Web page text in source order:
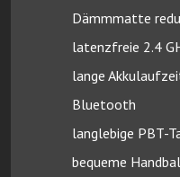
Dämmmatte
latenzfreie 2.4
lange
Bluetooth
langlebige PBT-
bequeme